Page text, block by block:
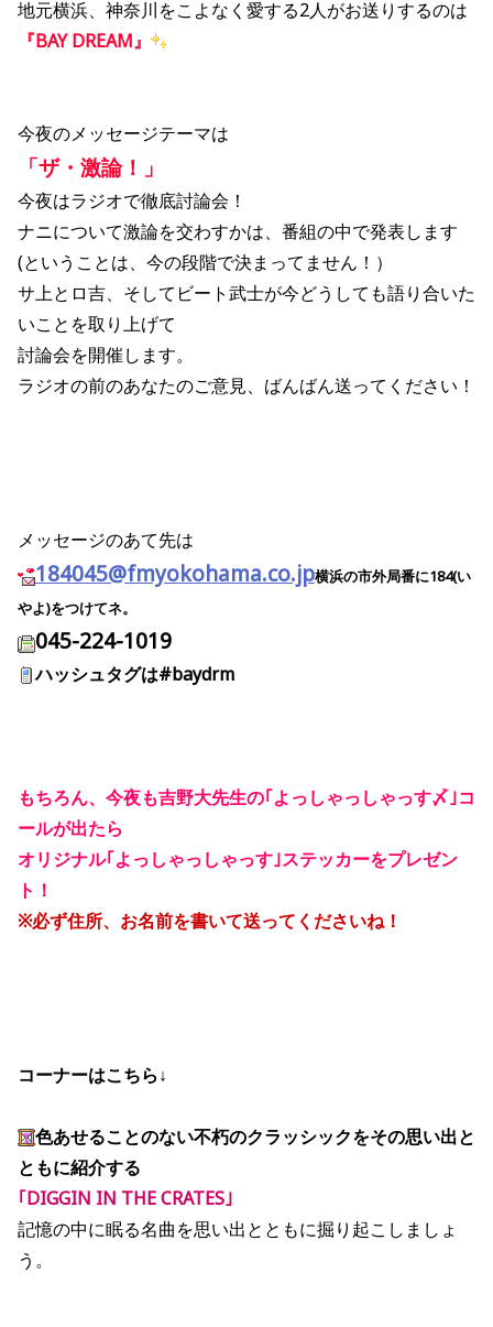
地元横浜、神奈川をこよなく愛する2人がお送りするのは
『BAY DREAM』
今夜のメッセージテーマは
「ザ・激論！」
今夜はラジオで徹底討論会！
ナニについて激論を交わすかは、番組の中で発表します
(ということは、今の段階で決まってません！）
サ上とロ吉、そしてビート武士が今どうしても語り合いた
いことを取り上げて
討論会を開催します。
ラジオの前のあなたのご意見、ばんばん送ってください！
メッセージのあて先は
184045@fmyokohama.co.jp横浜の市外局番に184(い
やよ)をつけてネ。
045-224-1019
ハッシュタグは#baydrm
もちろん、今夜も吉野大先生の｢よっしゃっしゃっす〆｣コ
ールが出たら
オリジナル｢よっしゃっしゃっす｣ステッカーをプレゼン
ト！
※必ず住所、お名前を書いて送ってくださいね！
コーナーはこちら↓
色あせることのない不朽のクラッシックをその思い出と
ともに紹介する
｢DIGGIN IN THE CRATES｣
記憶の中に眠る名曲を思い出とともに掘り起こしましょ
う。